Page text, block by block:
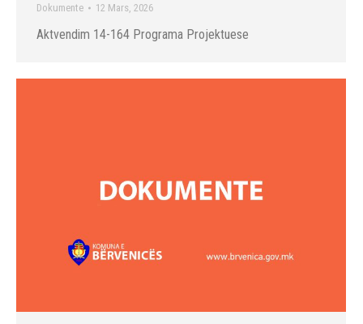
Dokumente 12 Mars, 2026
Aktvendim 14-164 Programa Projektuese